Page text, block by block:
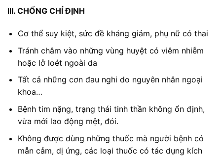
III. CHỐNG CHỈ ĐỊNH
Cơ thể suy kiệt, sức đề kháng giảm, phụ nữ có thai
Tránh châm vào những vùng huyệt có viêm nhiễm
hoặc lở loét ngoài da
Tất cả những cơn đau nghi do nguyên nhân ngoại
khoa…
Bệnh tim nặng, trạng thái tinh thần không ổn định,
vừa mới lao động mệt, đói.
Không được dùng những thuốc mà người bệnh có
mẫn cảm, dị ứng, các loại thuốc có tác dụng kích